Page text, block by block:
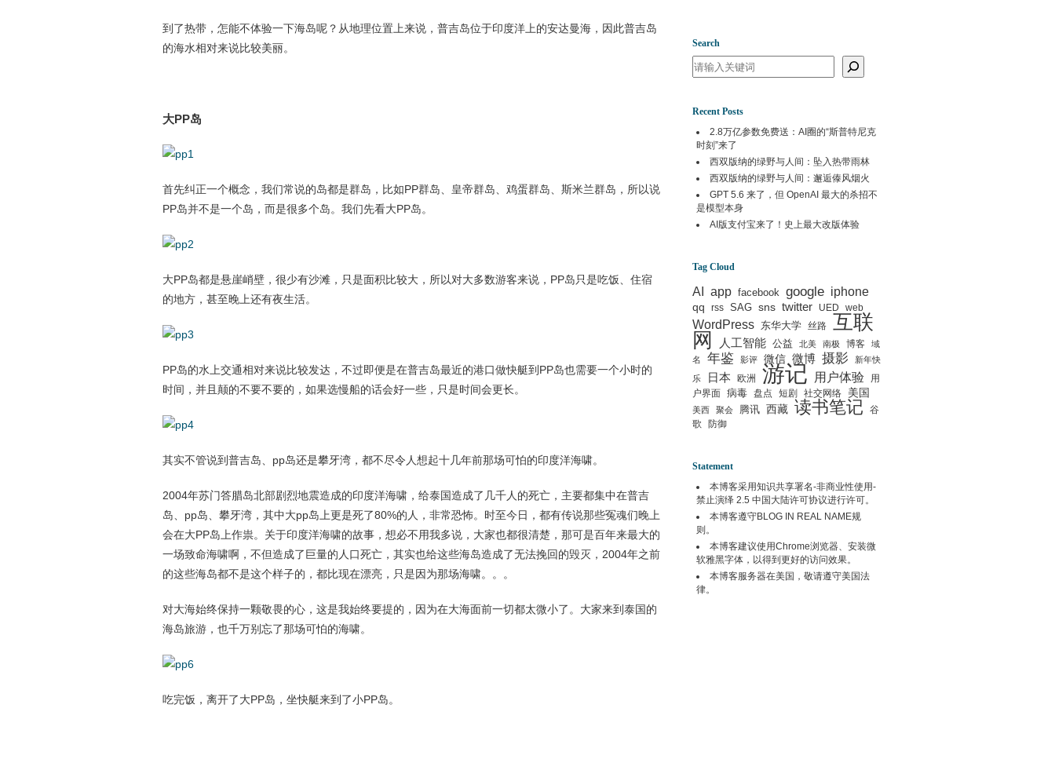
到了热带，怎能不体验一下海岛呢？从地理位置上来说，普吉岛位于印度洋上的安达曼海，因此普吉岛
的海水相对来说比较美丽。
大PP岛
首先纠正一个概念，我们常说的岛都是群岛，比如PP群岛、皇帝群岛、鸡蛋群岛、斯米兰群岛，所以说
PP岛并不是一个岛，而是很多个岛。我们先看大PP岛。
大PP岛都是悬崖峭壁，很少有沙滩，只是面积比较大，所以对大多数游客来说，PP岛只是吃饭、住宿
的地方，甚至晚上还有夜生活。
PP岛的水上交通相对来说比较发达，不过即便是在普吉岛最近的港口做快艇到PP岛也需要一个小时的
时间，并且颠的不要不要的，如果选慢船的话会好一些，只是时间会更长。
其实不管说到普吉岛、pp岛还是攀牙湾，都不尽令人想起十几年前那场可怕的印度洋海啸。
2004年苏门答腊岛北部剧烈地震造成的印度洋海啸，给泰国造成了几千人的死亡，主要都集中在普吉
岛、pp岛、攀牙湾，其中大pp岛上更是死了80%的人，非常恐怖。时至今日，都有传说那些冤魂们晚上
会在大PP岛上作祟。关于印度洋海啸的故事，想必不用我多说，大家也都很清楚，那可是百年来最大的
一场致命海啸啊，不但造成了巨量的人口死亡，其实也给这些海岛造成了无法挽回的毁灭，2004年之前
的这些海岛都不是这个样子的，都比现在漂亮，只是因为那场海啸。。。
对大海始终保持一颗敬畏的心，这是我始终要提的，因为在大海面前一切都太微小了。大家来到泰国的
海岛旅游，也千万别忘了那场可怕的海啸。
吃完饭，离开了大PP岛，坐快艇来到了小PP岛。
Search
Search
Recent Posts
2.8万亿参数免费送：AI圈的“斯普特尼克
时刻”来了
西双版纳的绿野与人间：坠入热带雨林
西双版纳的绿野与人间：邂逅傣风烟火
GPT 5.6 来了，但 OpenAI 最大的杀招不
是模型本身
AI版支付宝来了！史上最大改版体验
Tag Cloud
AI app facebook google iphone
qq rss SAG sns twitter UED web
WordPress 东华大学 丝路 互联
网
人工智能 公益 北美 南极 博客
域
名
年鉴 影评 微信 微博 摄影
新年快
乐
日本 欧洲 游记 用户体验
用
户界面
病毒 盘点 短剧 社交网络 美国
美西 聚会 腾讯 西藏 读书笔记
谷
歌
防御
Statement
本博客采用知识共享署名-非商业性使用-
禁止演绎 2.5 中国大陆许可协议进行许可。
本博客遵守BLOG IN REAL NAME规
则。
本博客建议使用Chrome浏览器、安装微
软雅黑字体，以得到更好的访问效果。
本博客服务器在美国 ，敬请遵守美国法
律。